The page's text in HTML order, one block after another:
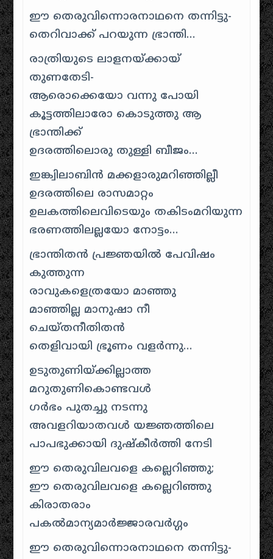
ഈ തെരുവിന്നൊരനാഥനെ തന്നിട്ടു-
തെറിവാക്ക് പറയുന്ന ഭ്രാന്തി…
രാത്രിയുടെ ലാളനയ്ക്കായ്
തുണതേടി-
ആരൊക്കെയോ വന്നു പോയി
കൂട്ടത്തിലാരോ കൊടുത്തു ആ
ഭ്രാന്തിക്ക്
ഉദരത്തിലൊരു തുള്ളി ബീജം…
ഇങ്ക്വിലാബിന്‍ മക്കളാരുമറിഞ്ഞില്ലീ
ഉദരത്തിലെ രാസമാറ്റം
ഉലകത്തിലെവിടെയും തകിടം‌മറിയുന്ന
ഭരണത്തിലല്ലയോ നോട്ടം…
ഭ്രാന്തിതന്‍ പ്രജ്ഞയില്‍ പേവിഷം
കുത്തുന്ന
രാവുകളെത്രയോ മാഞ്ഞു
മാഞ്ഞില്ല മാനുഷാ നീ
ചെയ്തനീതിതന്‍
തെളിവായി ഭ്രൂണം വളര്‍ന്നു…
ഉടുതുണിയ്ക്കില്ലാത്ത
മറുതുണികൊണ്ടവള്‍
ഗര്‍ഭം പുതച്ചു നടന്നു
അവളറിയാതവള്‍ യജ്ഞത്തിലെ
പാപഭുക്കായി ദുഷ്‌കീര്‍ത്തി നേടി
ഈ തെരുവിലവളെ കല്ലെറിഞ്ഞു;
ഈ തെരുവിലവളെ കല്ലെറിഞ്ഞു
കിരാതരാം
പകല്‍മാന്യമാര്‍ജ്ജാരവര്‍ഗ്ഗം
ഈ തെരുവിന്നൊരനാഥനെ തന്നിട്ടു-